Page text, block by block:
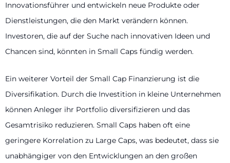
Innovationsführer und entwickeln neue Produkte oder
Dienstleistungen, die den Markt verändern können.
Investoren, die auf der Suche nach innovativen Ideen und
Chancen sind, könnten in Small Caps fündig werden.
Ein weiterer Vorteil der Small Cap Finanzierung ist die
Diversifikation. Durch die Investition in kleine Unternehmen
können Anleger ihr Portfolio diversifizieren und das
Gesamtrisiko reduzieren. Small Caps haben oft eine
geringere Korrelation zu Large Caps, was bedeutet, dass sie
unabhängiger von den Entwicklungen an den großen